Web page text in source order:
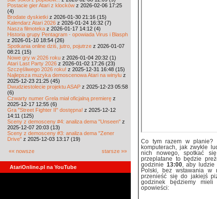
Postacie gier Atari z klocków z 2026-02-06 17:25
(4)
Brodate dyskietki z 2026-01-30 21:16 (15)
Kalendarz Atari 2026 z 2026-01-24 16:32 (7)
Nasza filmoteka z 2026-01-17 14:12 (4)
Historia grupy Pentagram - opowiada Virus i Blasph
z 2026-01-10 18:54 (26)
Spotkania online dziś, jutro, pojutrze z 2026-01-07
08:21 (15)
Nowe gry w 2026 roku z 2026-01-04 20:32 (1)
Atari Last Party 2026 z 2026-01-02 17:26 (23)
Szczęśliwego 2026 roku! z 2025-12-31 16:48 (15)
Najlepsza muzyka demoscenowa Atari na winylu z
2025-12-23 21:25 (45)
Dwudziestolecie projektu ASAP z 2025-12-23 05:58
(6)
Czwarty numer Grela miał oficjalną premierę z
2025-12-17 12:55 (6)
Gra "Street Fighter II" dostępna! z 2025-12-12
14:11 (125)
Sceny z demosceny #4: analiza dema "Unseen" z
2025-12-07 20:03 (13)
Sceny z demosceny #3: analiza dema "Zener
Drive" z 2025-12-03 13:17 (19)
«« nowsze starsze »»
AtariOnline.pl na YouTube
Co tym razem w planie?
komputerach, jak zwykle
nich nowego, spotkać
przeplatane to będzie
godzinie 13:00, aby ludzie
Polski, bez wstawania w
przenieść się do jakiejś
godzinek będziemy
opowieści: